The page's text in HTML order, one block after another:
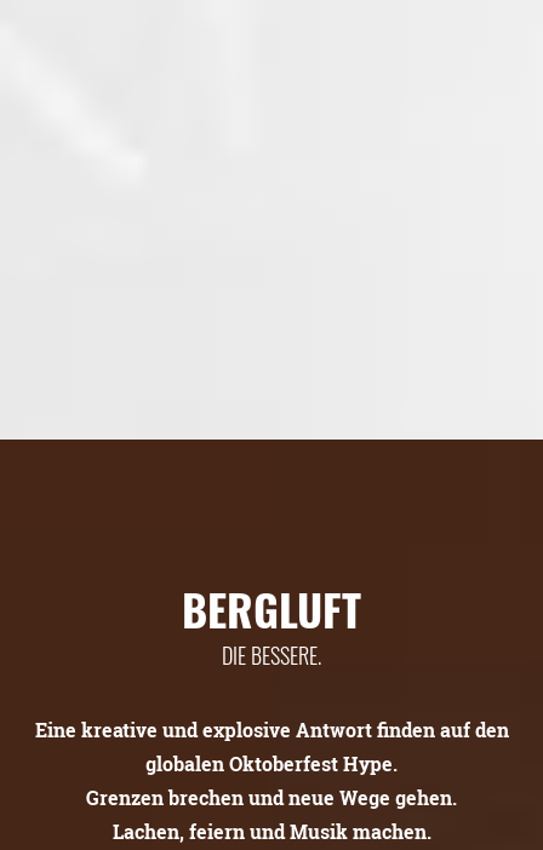
BERGLUFT
DIE BESSERE.
Eine kreative und explosive Antwort finden auf den
globalen Oktoberfest Hype.
Grenzen brechen und neue Wege gehen.
Lachen, feiern und Musik machen.